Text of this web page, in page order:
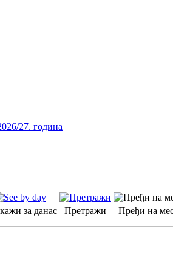
27. година
за данас Претражи
Пређи на